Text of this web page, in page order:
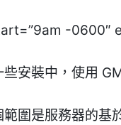
-0600″
安裝中，使用
範圍是服務器的基